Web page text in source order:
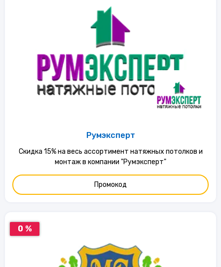
Румэксперт
Скидка 15% на весь ассортимент натяжных потолков и
монтаж в компании "Румэксперт"
Промокод
0 %